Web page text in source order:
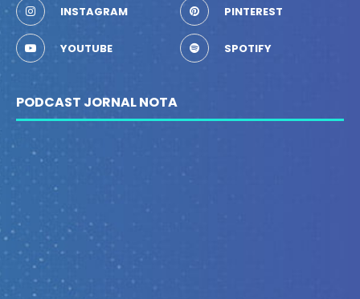
INSTAGRAM PINTEREST
YOUTUBE SPOTIFY
PODCAST JORNAL NOTA